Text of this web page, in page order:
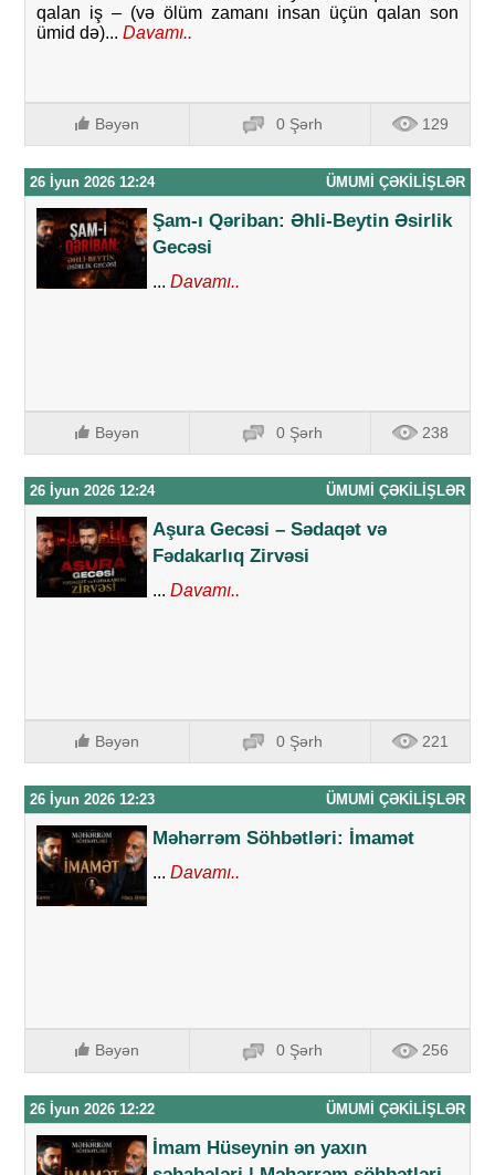
qalan iş – (və ölüm zamanı insan üçün qalan son
ümid də)... Davamı..
Bəyən 0 Şərh 129
26 İyun 2026 12:24 ÜMUMI ÇƏKILIŞLƏR
Şam-ı Qəriban: Əhli-Beytin Əsirlik
Gecəsi
... Davamı..
Bəyən 0 Şərh 238
26 İyun 2026 12:24 ÜMUMI ÇƏKILIŞLƏR
Aşura Gecəsi – Sədaqət və
Fədakarlıq Zirvəsi
... Davamı..
Bəyən 0 Şərh 221
26 İyun 2026 12:23 ÜMUMI ÇƏKILIŞLƏR
Məhərrəm Söhbətləri: İmamət
... Davamı..
Bəyən 0 Şərh 256
26 İyun 2026 12:22 ÜMUMI ÇƏKILIŞLƏR
İmam Hüseynin ən yaxın